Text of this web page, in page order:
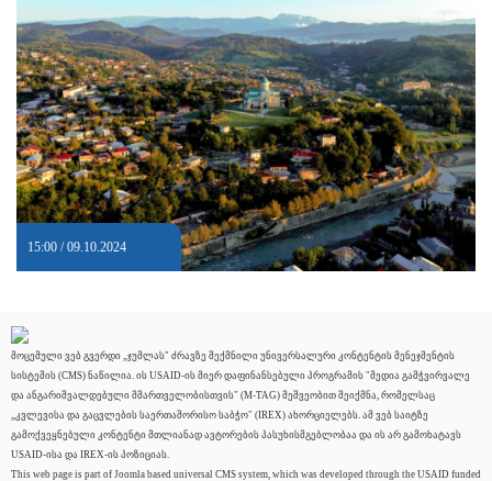
15:00 / 09.10.2024
მოცემული ვებ გვერდი „ჯუმლას" ძრავზე შექმნილი უნივერსალური კონტენტის მენეჯმენტის
სისტემის (CMS) ნაწილია. ის USAID-ის მიერ დაფინანსებული პროგრამის "მედია გამჭვირვალე
და ანგარიშვალდებული მმართველობისთვის" (M-TAG) მეშვეობით შეიქმნა, რომელსაც
„კვლევისა და გაცვლების საერთაშორისო საბჭო" (IREX) ახორციელებს. ამ ვებ საიტზე
გამოქვეყნებული კონტენტი მთლიანად ავტორების პასუხისმგებლობაა და ის არ გამოხატავს
USAID-ისა და IREX-ის პოზიციას.
This web page is part of Joomla based universal CMS system, which was developed through the USAID funded